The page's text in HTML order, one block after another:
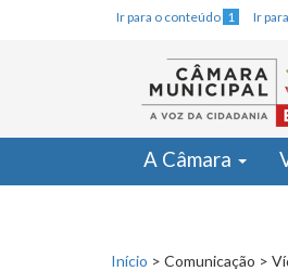
Ir para o conteúdo 1 Ir
A Câmara
Início > Comunicação >